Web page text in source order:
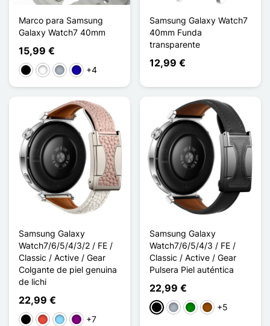
Marco para Samsung
Galaxy Watch7 40mm
15,99 €
NegroBlanco
Gris Azul oscuro
+4
Samsung Galaxy Watch7
40mm Funda
transparente
12,99 €
Samsung Galaxy
Watch7/6/5/4/3/2 / FE /
Classic / Active / Gear
Colgante de piel genuina
de lichi
22,99 €
NegroRojoAzul claro
Púrpura
+7
Samsung Galaxy
Watch7/6/5/4/3 / FE /
Classic / Active / Gear
Pulsera Piel auténtica
22,99 €
NegroGris VerdeMarrón
+5